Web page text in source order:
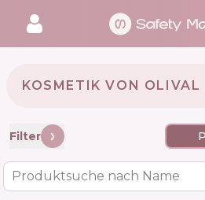
KOSMETIK VON OLIVAL
Filter
Produktsuche nach Name